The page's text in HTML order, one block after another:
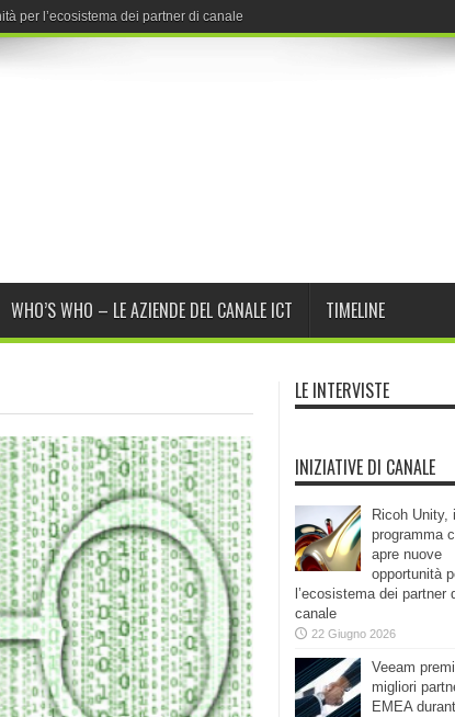
WHO’S WHO – LE AZIENDE DEL CANALE ICT TIMELINE
LE INTERVISTE
INIZIATIVE DI CANALE
Ricoh Unity, il
programma
apre nuove
opportunità
l’ecosistema dei partner
canale
22 Giugno 2026
Veeam
migliori
EMEA